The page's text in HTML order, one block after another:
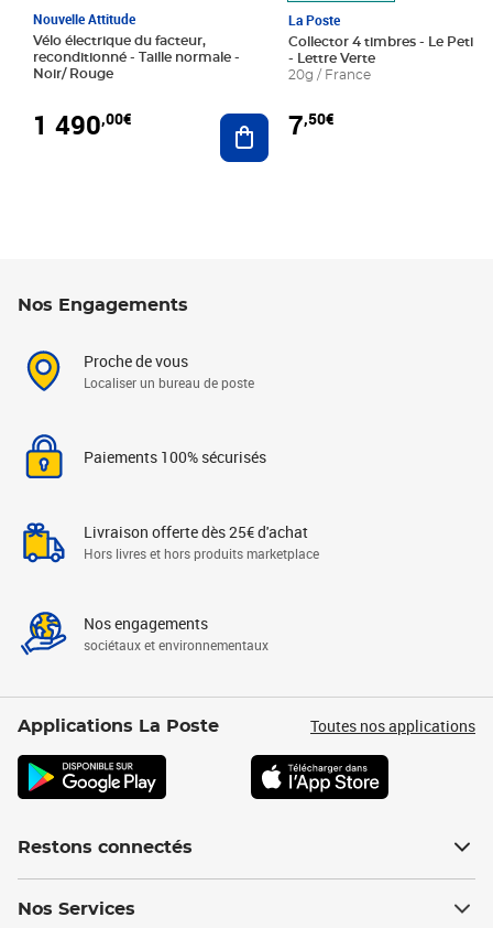
Nouvelle Attitude
Vélo électrique du facteur,
reconditionné - Taille normale -
Noir/ Rouge
1 490,00€ Ajouter au panier
La Poste
Collector 4 timbres - Le Petit
- Lettre Verte
20g / France
7,50€
Nos Engagements
Proche de vous
Localiser un bureau de poste
Paiements 100% sécurisés
Livraison offerte dès 25€ d'achat
Hors livres et hors produits marketplace
Nos engagements
sociétaux et environnementaux
Applications La Poste Toutes nos applications
Restons connectés
Nos Services